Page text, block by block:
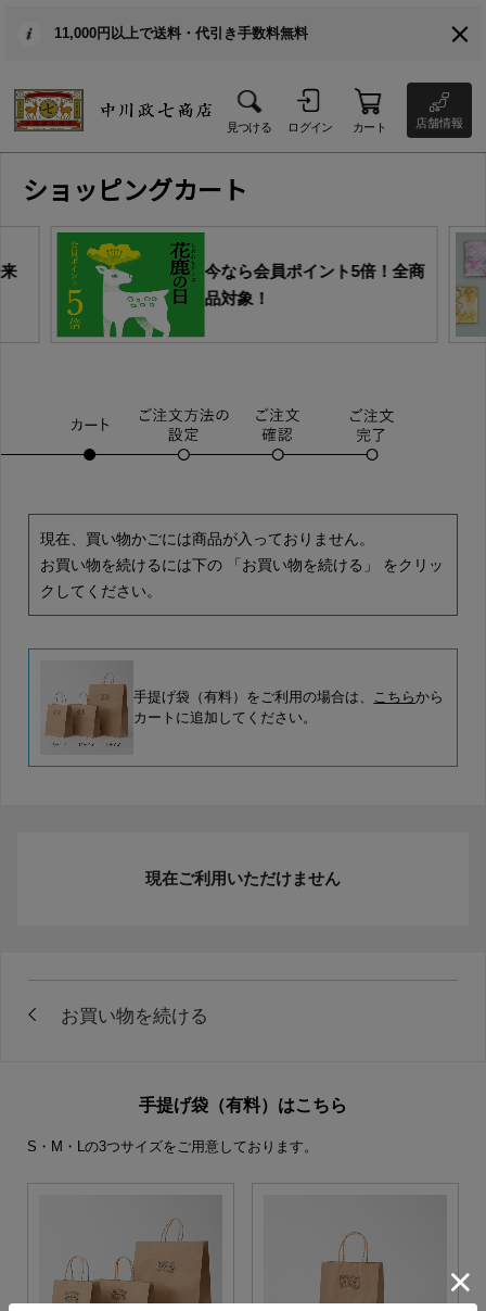
11,000円以上で送料・代引き手数料無料
見つける ログイン カート 店舗情報
ショッピングカート
今なら会員ポイント5倍！全商
品対象！
現在、買い物かごには商品が入っておりません。
お買い物を続けるには下の 「お買い物を続ける」 をクリッ
クしてください。
手提げ袋（有料）をご利用の場合は、 こちらから
カートに追加してください。
現在ご利用いただけません
手提げ袋（有料）はこちら
S・M・Lの3つサイズをご用意しております。